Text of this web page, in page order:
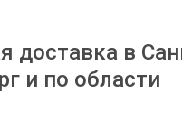
доставка в
и по области